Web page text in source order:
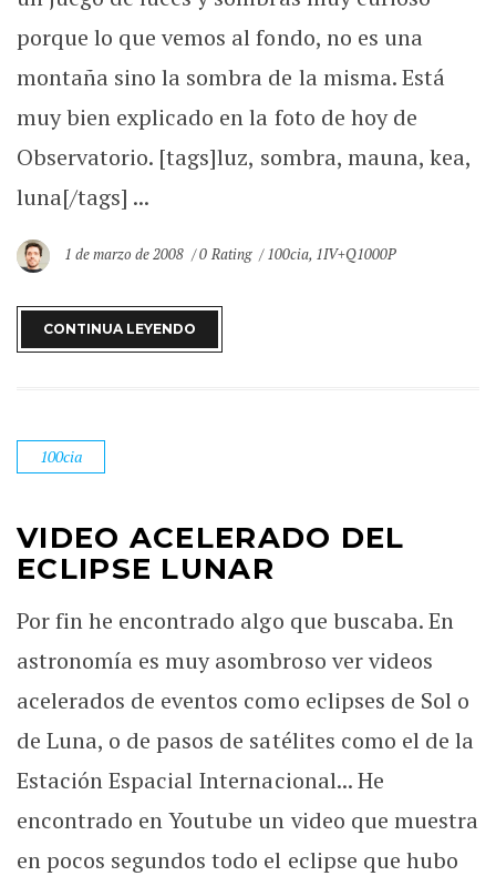
porque lo que vemos al fondo, no es una
montaña sino la sombra de la misma. Está
muy bien explicado en la foto de hoy de
Observatorio. [tags]luz, sombra, mauna, kea,
luna[/tags] ...
1 de marzo de 2008 0 Rating 100cia, 1IV+Q1000P
CONTINUA LEYENDO
100cia
VIDEO ACELERADO DEL
ECLIPSE LUNAR
Por fin he encontrado algo que buscaba. En
astronomía es muy asombroso ver videos
acelerados de eventos como eclipses de Sol o
de Luna, o de pasos de satélites como el de la
Estación Espacial Internacional... He
encontrado en Youtube un video que muestra
en pocos segundos todo el eclipse que hubo